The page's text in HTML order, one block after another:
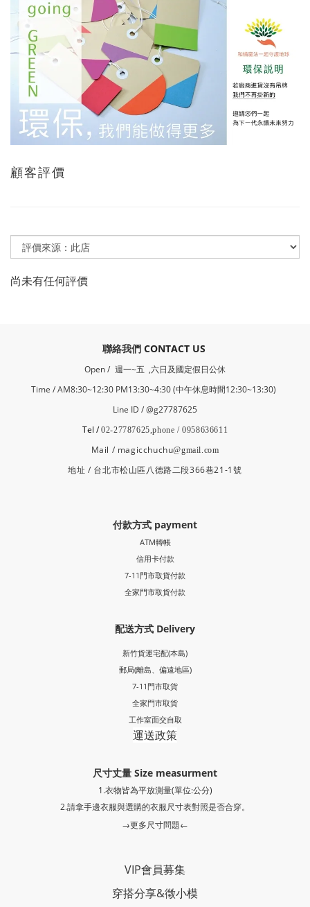
顧客評價
尚未有任何評價
​聯絡我們 CONTACT US
Open / 週一~五 ,六日及國定假日公休
Time / AM8:30~12:30 PM13:30~4:30 (中午休息時間12:30~13:30)
Line ID / @g27787625
Tel /02-27787625,phone / 0958636611
Mail / magicchuchu@gmail.com
地址 / 台北市松山區八德路二段366巷21-1號
付款方式 payment
ATM轉帳
信用卡付款
7-11門市取貨付款
全家門市取貨付款
配送方式 Delivery
新竹貨運宅配(本島)
郵局(離島、偏遠地區)
7-11門市取貨
全家門市取貨
工作室面交自取
運送政策
尺寸丈量 Size measurment
1.衣物皆為平放測量(單位:公分)
2.請拿手邊衣服與選購的衣服尺寸表對照是否合穿。
→更多尺寸問題←
VIP會員募集
穿搭分享&徵小模